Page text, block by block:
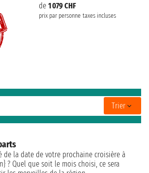
de 1 079 CHF
prix par personne taxes incluses
Trier
de la date de votre prochaine croisière à
? Quel que soit le mois choisi, ce sera